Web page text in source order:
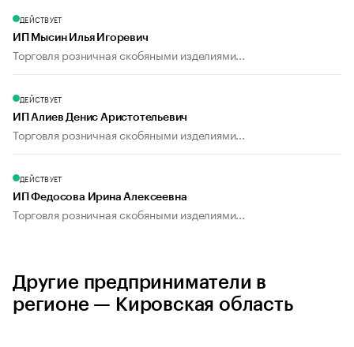
ДЕЙСТВУЕТ
ИП Мысин Илья Игоревич
Торговля розничная скобяными изделиями...
ДЕЙСТВУЕТ
ИП Алиев Денис Аристотельевич
Торговля розничная скобяными изделиями...
ДЕЙСТВУЕТ
ИП Федосова Ирина Алексеевна
Торговля розничная скобяными изделиями...
Другие предприниматели в
регионе — Кировская область